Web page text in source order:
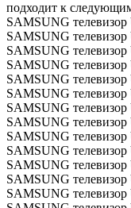
подходит к
SAMSUNG
SAMSUNG
SAMSUNG
SAMSUNG
SAMSUNG
SAMSUNG
SAMSUNG телевизор
SAMSUNG
SAMSUNG
SAMSUNG телевизор
SAMSUNG телевизор
SAMSUNG
SAMSUNG